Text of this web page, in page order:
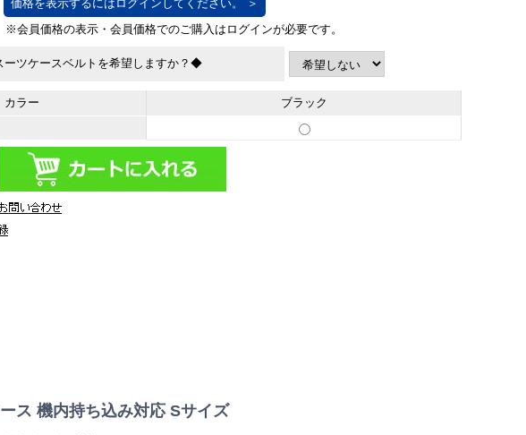
価格を表示するにはログインしてください。 ＞
ツケースベルトを希望しますか？◆
カラー ブラック
ス 機内持ち込み対応 Sサイズ